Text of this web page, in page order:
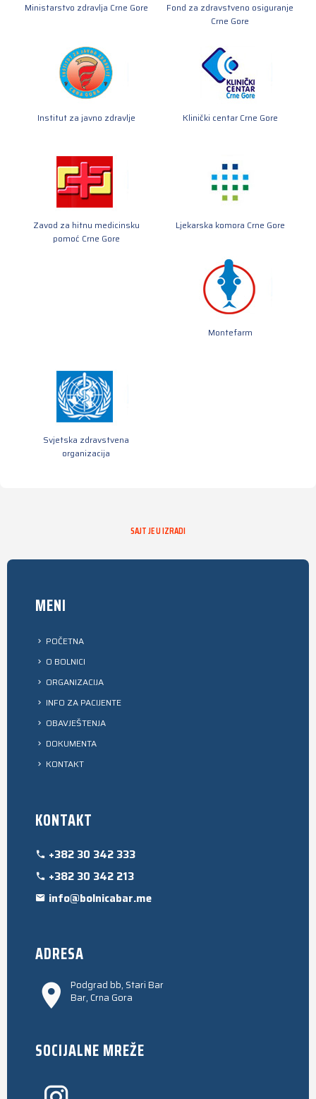
Ministarstvo zdravlja Crne Gore
Fond za zdravstveno osiguranje
Crne Gore
Institut za javno zdravlje Klinički centar Crne Gore
Zavod za hitnu medicinsku
pomoć Crne Gore
Ljekarska komora Crne Gore
Montefarm
Svjetska zdravstvena
organizacija
SAJT JE U IZRADI
MENI
POČETNA
O BOLNICI
ORGANIZACIJA
INFO ZA PACIJENTE
OBAVJEŠTENJA
DOKUMENTA
KONTAKT
KONTAKT
+382 30 342 333
+382 30 342 213
info@bolnicabar.me
ADRESA
Podgrad bb, Stari Bar
Bar, Crna Gora
SOCIJALNE MREŽE